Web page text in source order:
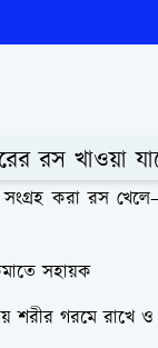
রস খাওয়া
করা রস
সহায়ক
শরীর গরমে রাখে ও